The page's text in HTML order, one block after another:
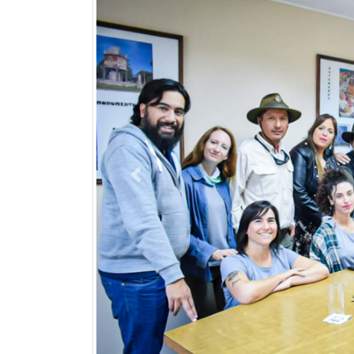
Previous